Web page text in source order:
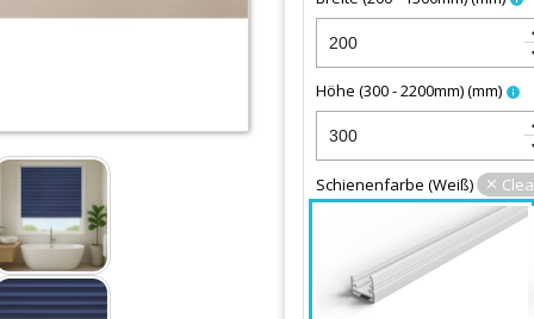
Höhe (300 - 2200mm)(mm) info
Schienenfarbe (Weiß)